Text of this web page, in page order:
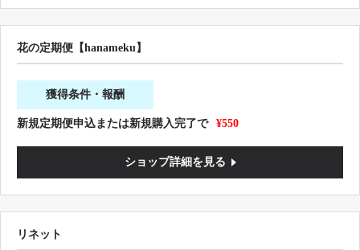
花の定期便【hanameku】
獲得条件・報酬
新規定期便申込または新規購入完了で ¥550
ショップ詳細を見る
リネット